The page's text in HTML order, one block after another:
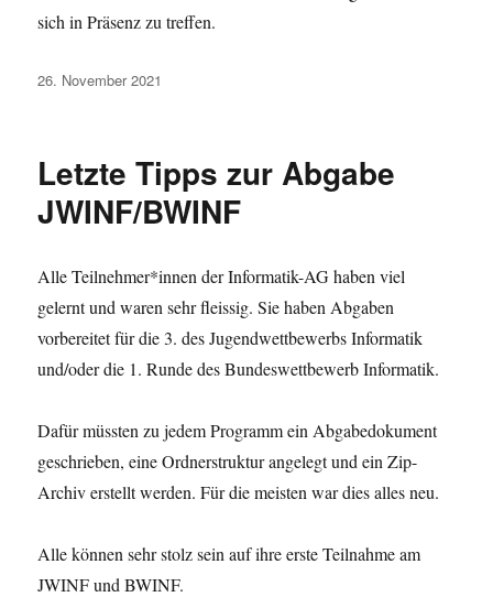
sich in Präsenz zu treffen.
Veröffentlicht
26. November 2021
Letzte Tipps zur Abgabe
JWINF/BWINF
Alle Teilnehmer*innen der Informatik-AG haben viel
gelernt und waren sehr fleissig. Sie haben Abgaben
vorbereitet für die 3. des Jugendwettbewerbs Informatik
und/oder die 1. Runde des Bundeswettbewerb Informatik.
Dafür müssten zu jedem Programm ein Abgabedokument
geschrieben, eine Ordnerstruktur angelegt und ein Zip-
Archiv erstellt werden. Für die meisten war dies alles neu.
Alle können sehr stolz sein auf ihre erste Teilnahme am
JWINF und BWINF.